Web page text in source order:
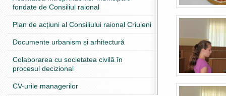
fondate de Consiliul raional
Plan de acțiuni al Consiliului raional Criuleni
Documente urbanism și arhitectură
Colaborarea cu societatea civilă în
procesul decizional
CV-urile managerilor